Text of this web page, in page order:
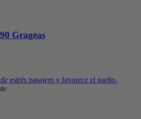
Grageas
estrés pasajero y favorece el sueño.